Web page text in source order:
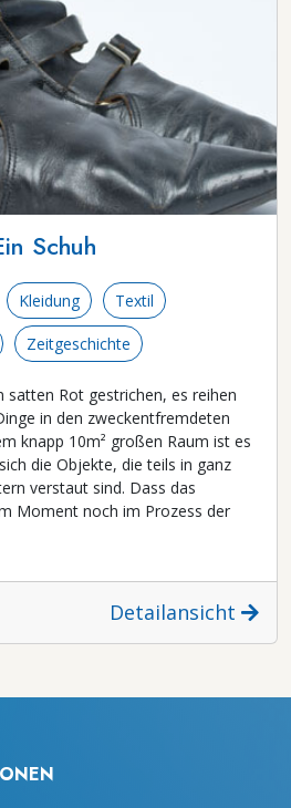
Schuh
Kleidung Textil
Zeitgeschichte
satten Rot gestrichen, es reihen
in den zweckentfremdeten
knapp 10m² großen Raum ist es
die Objekte, die teils in ganz
verstaut sind. Dass das
Moment noch im Prozess der
Detailansicht